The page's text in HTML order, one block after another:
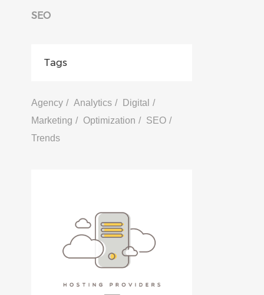
SEO
Tags
Agency Analytics
Digital
Marketing
Optimization
SEO
Trends